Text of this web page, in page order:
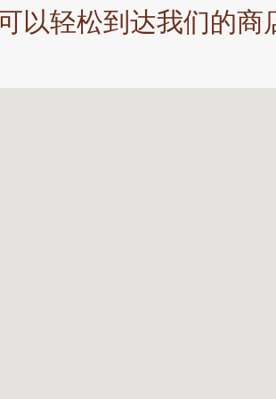
以轻松到达我们的商